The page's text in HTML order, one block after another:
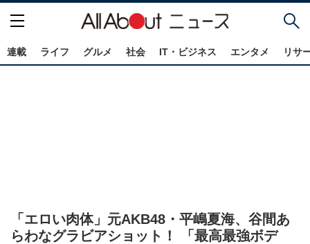
連載 ライフ グルメ 社会 IT・ビジネス エンタメ リサ
「エロい肉体」元AKB48・平嶋夏海、谷間あ
らわなグラビアショット！ 「最高最強ボデ